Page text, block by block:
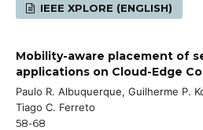
IEEE XPLORE (ENGLISH)
Mobility-aware placement of
applications on Cloud-Edge
Paulo R. Albuquerque, Guilherme P.
Tiago C. Ferreto
58-68